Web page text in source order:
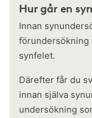
Hur går en
Innan
förundersökning
synfelet.
Därefter får du
innan själva
undersökning